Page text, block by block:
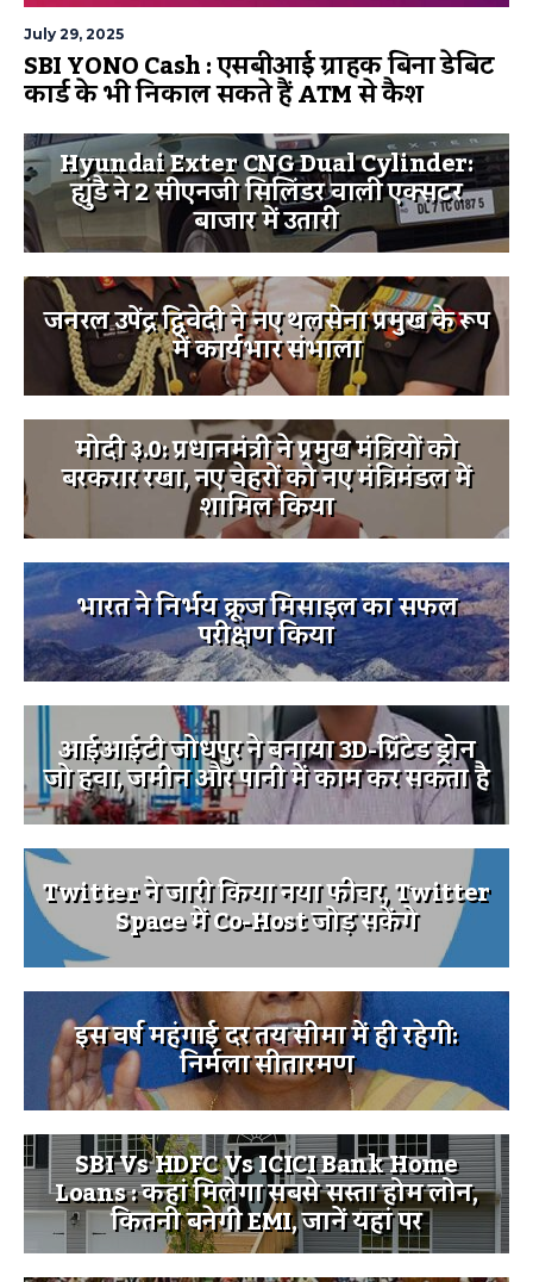
July 29, 2025
SBI YONO Cash : एसबीआई ग्राहक बिना डेबिट
कार्ड के भी निकाल सकते हैं ATM से कैश
Hyundai Exter CNG Dual Cylinder:
ह्युंडै ने 2 सीएनजी सिलिंडर वाली एक्सटर
बाजार में उतारी
जनरल उपेंद्र द्विवेदी ने नए थलसेना प्रमुख के रूप
में कार्यभार संभाला
मोदी ३.0: प्रधानमंत्री ने प्रमुख मंत्रियों को
बरकरार रखा, नए चेहरों को नए मंत्रिमंडल में
शामिल किया
भारत ने निर्भय क्रूज मिसाइल का सफल
परीक्षण किया
आईआईटी जोधपुर ने बनाया 3D-प्रिंटेड ड्रोन
जो हवा, जमीन और पानी में काम कर सकता है
Twitter ने जारी किया नया फीचर, Twitter
Space में Co-Host जोड़ सकेंगे
इस वर्ष महंगाई दर तय सीमा में ही रहेगी:
निर्मला सीतारमण
SBI Vs HDFC Vs ICICI Bank Home
Loans : कहां मिलेगा सबसे सस्ता होम लोन,
कितनी बनेगी EMI, जानें यहां पर